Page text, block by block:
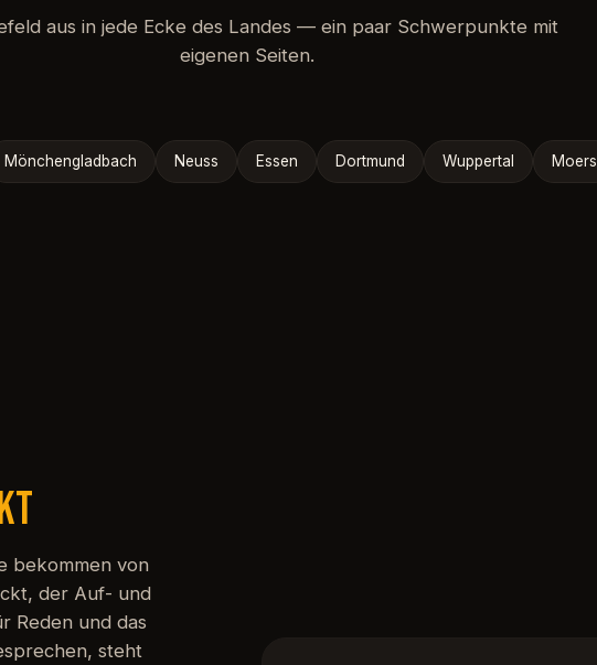
aus in jede Ecke des Landes — ein paar Schwerpunkte mit
eigenen Seiten.
Mönchengladbach Neuss Essen Dortmund Wuppertal Moers
bekommen von
der Auf- und
Reden und das
steht